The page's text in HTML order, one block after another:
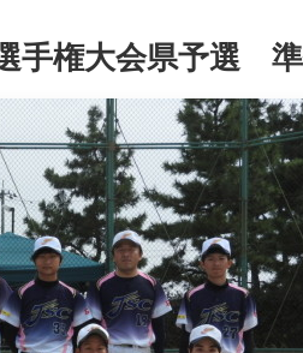
手権大会県予選